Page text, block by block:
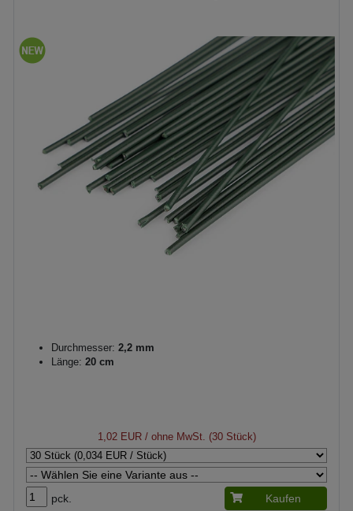
Durchmesser: 2,2 mm
Länge: 20 cm
1,02 EUR/ ohne MwSt. (30 Stück)
pck. Kaufen